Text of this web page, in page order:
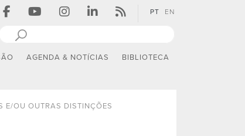
PT EN
AGENDA & NOTÍCIAS BIBLIOTECA
E/OU OUTRAS DISTINÇÕES